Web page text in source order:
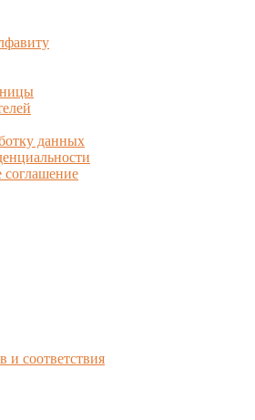
данных
соглашение
и соответствия